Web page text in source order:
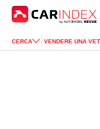
CERCA VENDERE UNA